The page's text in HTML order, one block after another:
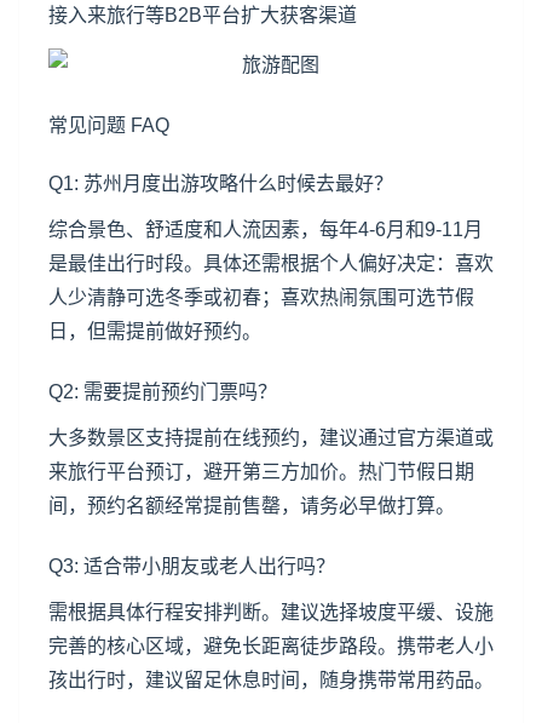
接入来旅行等B2B平台扩大获客渠道
常见问题 FAQ
Q1: 苏州月度出游攻略什么时候去最好？
综合景色、舒适度和人流因素，每年4-6月和9-11月
是最佳出行时段。具体还需根据个人偏好决定：喜欢
人少清静可选冬季或初春；喜欢热闹氛围可选节假
日，但需提前做好预约。
Q2: 需要提前预约门票吗？
大多数景区支持提前在线预约，建议通过官方渠道或
来旅行平台预订，避开第三方加价。热门节假日期
间，预约名额经常提前售罄，请务必早做打算。
Q3: 适合带小朋友或老人出行吗？
需根据具体行程安排判断。建议选择坡度平缓、设施
完善的核心区域，避免长距离徒步路段。携带老人小
孩出行时，建议留足休息时间，随身携带常用药品。